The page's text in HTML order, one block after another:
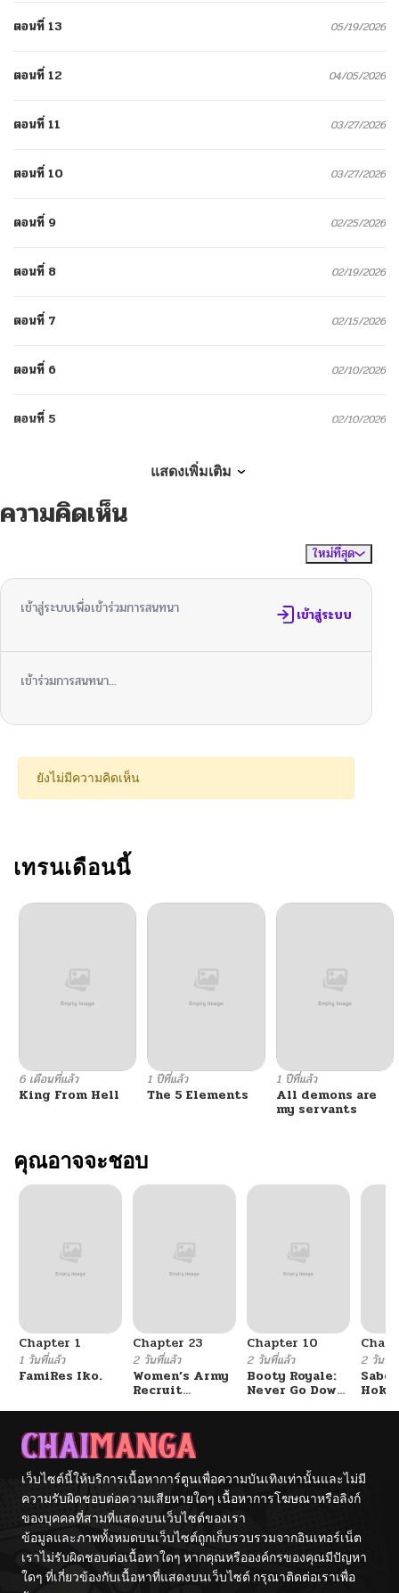
ตอนที่ 13 05/19/2026
ตอนที่ 12 04/05/2026
ตอนที่ 11 03/27/2026
ตอนที่ 10 03/27/2026
ตอนที่ 9 02/25/2026
ตอนที่ 8 02/19/2026
ตอนที่ 7 02/15/2026
ตอนที่ 6 02/10/2026
ตอนที่ 5 02/10/2026
ตอนที่ 3
01/15/2026
ตอนที่ 1 01/15/2026
แสดงเพิ่มเติม
ความคิดเห็น
ใหม่ที่สุด
เข้าสู่ระบบเพื่อเข้าร่วมการสนทนา เข้าสู่ระบบ
เข้าร่วมการสนทนา...
ยังไม่มีความคิดเห็น
เทรนเดือนนี้
6 เดือนที่แล้ว
King From Hell
1 ปีที่แล้ว
The 5 Elements
1 ปีที่แล้ว
All demons are
my servants
คุณอาจจะชอบ
Chapter 1
1 วันที่แล้ว
FamiRes Iko.
Chapter 23
2 วันที่แล้ว
Women’s Army
Recruit
Chapter 10
2 วันที่แล้ว
Booty Royale:
Never Go Down
2 วันที่แ
เว็บไซต์นี้ให้บริการเนื้อหาการ์ตูนเพื่อความบันเทิงเท่านั้นและไม่มี
ความรับผิดชอบต่อความเสียหายใดๆ เนื้อหาการโฆษณาหรือลิงก์
ของบุคคลที่สามที่แสดงบนเว็บไซต์ของเรา
ข้อมูลและภาพทั้งหมดบนเว็บไซต์ถูกเก็บรวบรวมจากอินเทอร์เน็ต
เราไม่รับผิดชอบต่อเนื้อหาใดๆ หากคุณหรือองค์กรของคุณมีปัญหา
ใดๆ ที่เกี่ยวข้องกับเนื้อหาที่แสดงบนเว็บไซต์ กรุณาติดต่อเราเพื่อ